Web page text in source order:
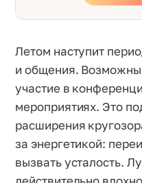
Летом наступит
и общения. Возможны
участие в
мероприятиях. Это
расширения
за энергетикой:
вызвать усталость.